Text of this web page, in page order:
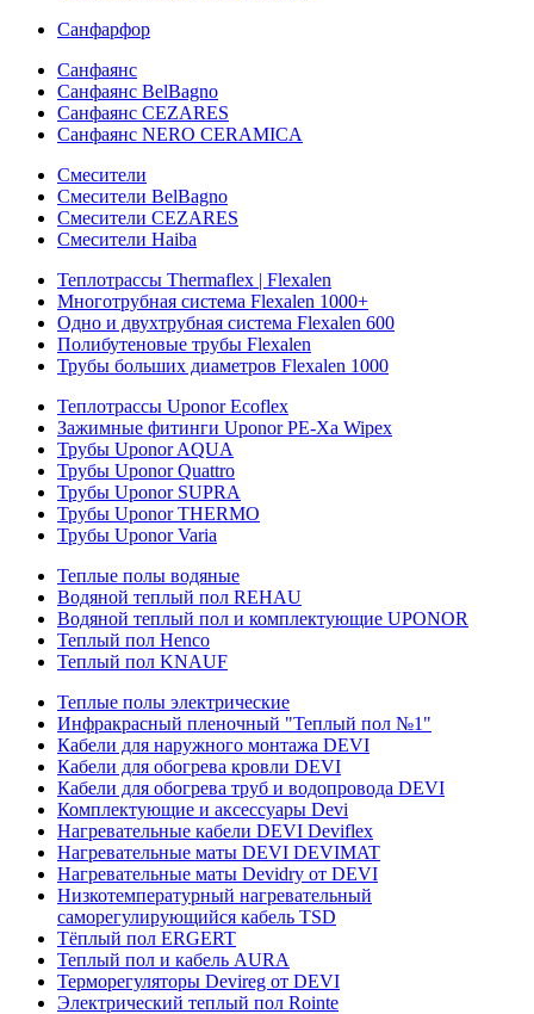
Санфарфор
Санфаянс
Санфаянс BelBagno
Санфаянс CEZARES
Санфаянс NERO CERAMICA
Смесители
Смесители BelBagno
Смесители CEZARES
Смесители Haiba
Теплотрассы Thermaflex | Flexalen
Многотрубная система Flexalen 1000+
Одно и двухтрубная система Flexalen 600
Полибутеновые трубы Flexalen
Трубы больших диаметров Flexalen 1000
Теплотрассы Uponor Ecoflex
Зажимные фитинги Uponor PE-Xa Wipex
Трубы Uponor AQUA
Трубы Uponor Quattro
Трубы Uponor SUPRA
Трубы Uponor THERMO
Трубы Uponor Varia
Теплые полы водяные
Водяной теплый пол REHAU
Водяной теплый пол и комплектующие UPONOR
Теплый пол Henco
Теплый пол KNAUF
Теплые полы электрические
Инфракрасный пленочный "Теплый пол №1"
Кабели для наружного монтажа DEVI
Кабели для обогрева кровли DEVI
Кабели для обогрева труб и водопровода DEVI
Комплектующие и аксессуары Devi
Нагревательные кабели DEVI Deviflex
Нагревательные маты DEVI DEVIMAT
Нагревательные маты Devidry от DEVI
Низкотемпературный нагревательный
саморегулирующийся кабель TSD
Тёплый пол ERGERT
Теплый пол и кабель AURA
Терморегуляторы Devireg от DEVI
Электрический теплый пол Rointe